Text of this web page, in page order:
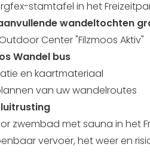
stamtafel in het
wandeltochten
Center "Filzmoos Aktiv"
Wandel bus
en kaartmateriaal
van uw wandelroutes
met sauna in het
vervoer, het weer en